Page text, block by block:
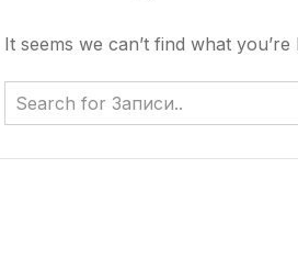
It seems we can’t find what